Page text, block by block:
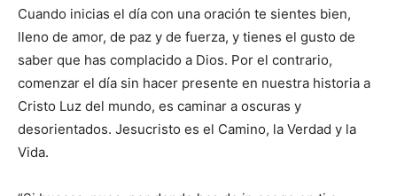
Cuando inicias el día con una oración te sientes bien,
lleno de amor, de paz y de fuerza, y tienes el gusto de
saber que has complacido a Dios. Por el contrario,
comenzar el día sin hacer presente en nuestra historia a
Cristo Luz del mundo, es caminar a oscuras y
desorientados. Jesucristo es el Camino, la Verdad y la
Vida.